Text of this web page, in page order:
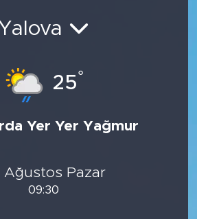
25°
Yer Yer Yağmur
Ağustos Pazar
09:30